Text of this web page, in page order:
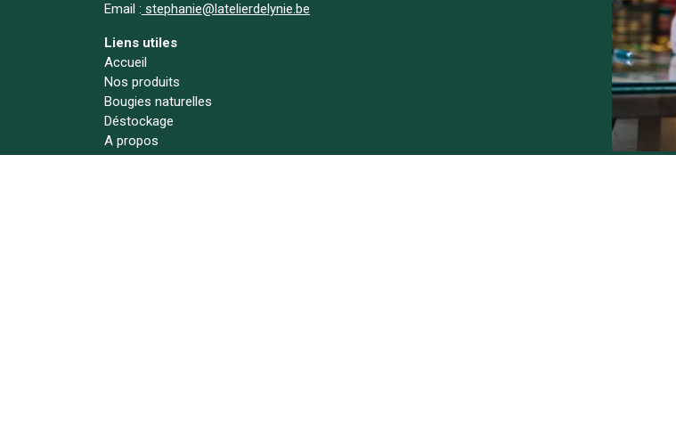
Email : stephanie@latelierdelynie.be
Liens utiles
Accueil
Nos produits
Bougies naturelles
Déstockage
A propos